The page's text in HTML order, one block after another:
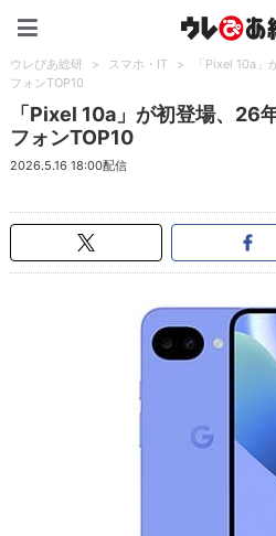
ウレぴあ総研 > スマホ・IT >
「Pixel 10a
フォンTOP10
「Pixel 10a」が初登場、26
フォンTOP10
2026.5.16 18:00配信